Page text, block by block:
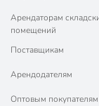
Арендаторам
помещений
Поставщикам
Арендодателям
Оптовым покупателям